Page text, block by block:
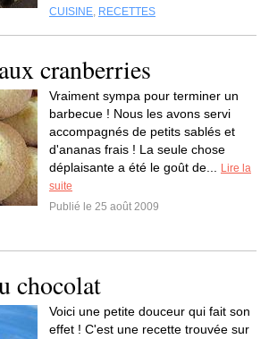
CUISINE, RECETTES
cranberries
Vraiment sympa pour terminer un
barbecue ! Nous les avons servi
accompagnés de petits sablés et
d'ananas frais ! La seule chose
déplaisante a été le goût de...
Lire la
suite
Publié le 25 août 2009
chocolat
Voici une petite douceur qui fait son
effet ! C'est une recette trouvée sur